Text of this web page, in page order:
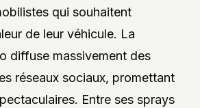
qui souhaitent
de leur véhicule. La
diffuse massivement des
réseaux sociaux, promettant
Entre ses sprays